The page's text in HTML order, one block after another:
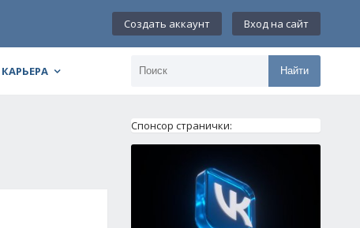
Создать аккаунт Вход на сайт
КАРЬЕРА Найти
Спонсор странички: